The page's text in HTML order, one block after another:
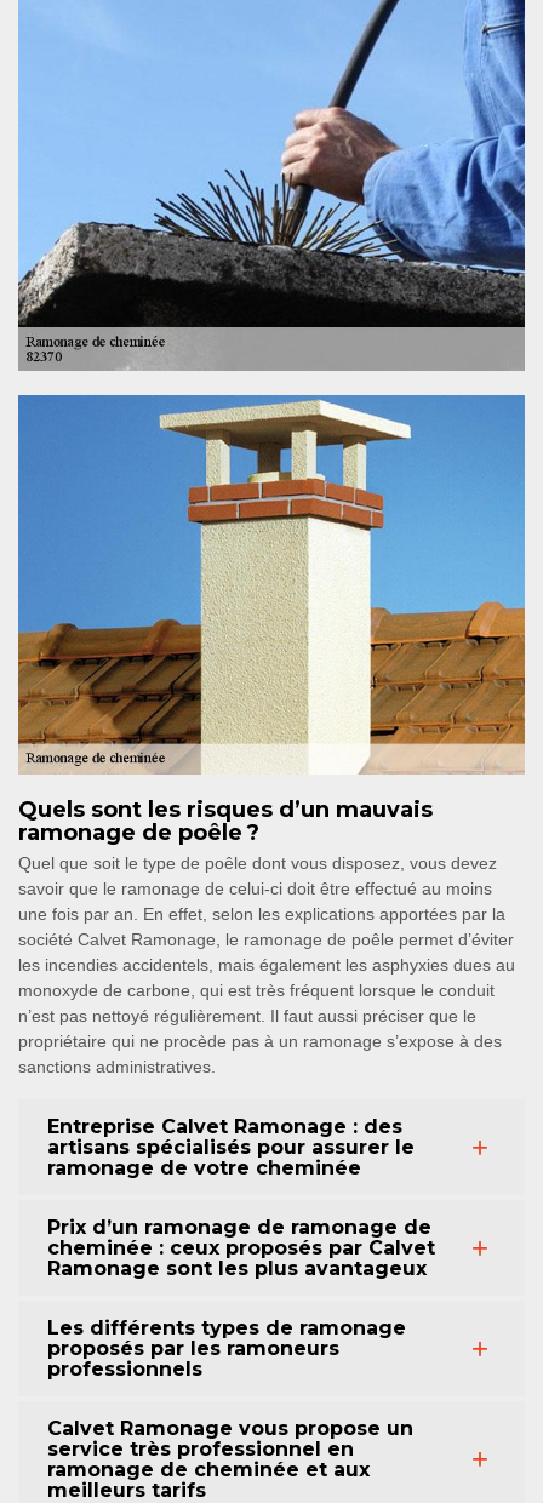
Quels sont les risques d’un mauvais
ramonage de poêle ?
Quel que soit le type de poêle dont vous disposez, vous devez
savoir que le ramonage de celui-ci doit être effectué au moins
une fois par an. En effet, selon les explications apportées par la
société Calvet Ramonage, le ramonage de poêle permet d’éviter
les incendies accidentels, mais également les asphyxies dues au
monoxyde de carbone, qui est très fréquent lorsque le conduit
n’est pas nettoyé régulièrement. Il faut aussi préciser que le
propriétaire qui ne procède pas à un ramonage s’expose à des
sanctions administratives.
Entreprise Calvet Ramonage : des
artisans spécialisés pour assurer le
ramonage de votre cheminée
Prix d’un ramonage de ramonage de
cheminée : ceux proposés par Calvet
Ramonage sont les plus avantageux
Les différents types de ramonage
proposés par les ramoneurs
professionnels
Calvet Ramonage vous propose un
service très professionnel en
ramonage de cheminée et aux
meilleurs tarifs